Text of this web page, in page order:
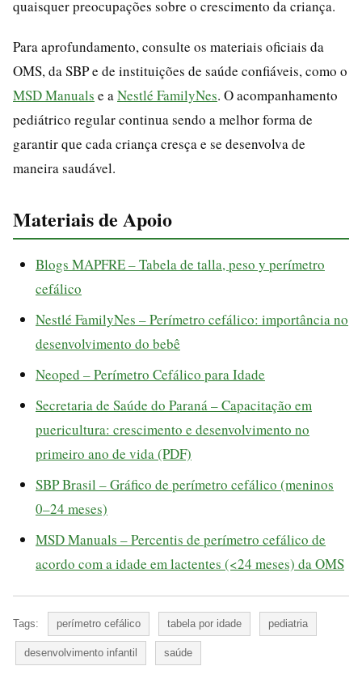
quaisquer preocupações sobre o crescimento da criança.
Para aprofundamento, consulte os materiais oficiais da
OMS, da SBP e de instituições de saúde confiáveis, como o
MSD Manuals e a Nestlé FamilyNes. O acompanhamento
pediátrico regular continua sendo a melhor forma de
garantir que cada criança cresça e se desenvolva de
maneira saudável.
Materiais de Apoio
Blogs MAPFRE – Tabela de talla, peso y perímetro
cefálico
Nestlé FamilyNes – Perímetro cefálico: importância no
desenvolvimento do bebê
Neoped – Perímetro Cefálico para Idade
Secretaria de Saúde do Paraná – Capacitação em
puericultura: crescimento e desenvolvimento no
primeiro ano de vida (PDF)
SBP Brasil – Gráfico de perímetro cefálico (meninos
0–24 meses)
MSD Manuals – Percentis de perímetro cefálico de
acordo com a idade em lactentes (<24 meses) da OMS
Tags: perímetro cefálico tabela por idade pediatria
desenvolvimento infantil saúde